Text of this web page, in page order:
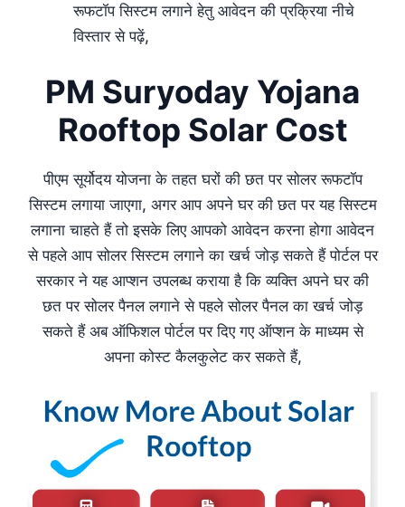
रूफटॉप सिस्टम लगाने हेतु आवेदन की प्रक्रिया नीचे
विस्तार से पढ़ें,
PM Suryoday Yojana
Rooftop Solar Cost
पीएम सूर्योदय योजना के तहत घरों की छत पर सोलर रूफटॉप
सिस्टम लगाया जाएगा, अगर आप अपने घर की छत पर यह सिस्टम
लगाना चाहते हैं तो इसके लिए आपको आवेदन करना होगा आवेदन
से पहले आप सोलर सिस्टम लगाने का खर्च जोड़ सकते हैं पोर्टल पर
सरकार ने यह आप्शन उपलब्ध कराया है कि व्यक्ति अपने घर की
छत पर सोलर पैनल लगाने से पहले सोलर पैनल का खर्च जोड़
सकते हैं अब ऑफिशल पोर्टल पर दिए गए ऑप्शन के माध्यम से
अपना कोस्ट कैलकुलेट कर सकते हैं,